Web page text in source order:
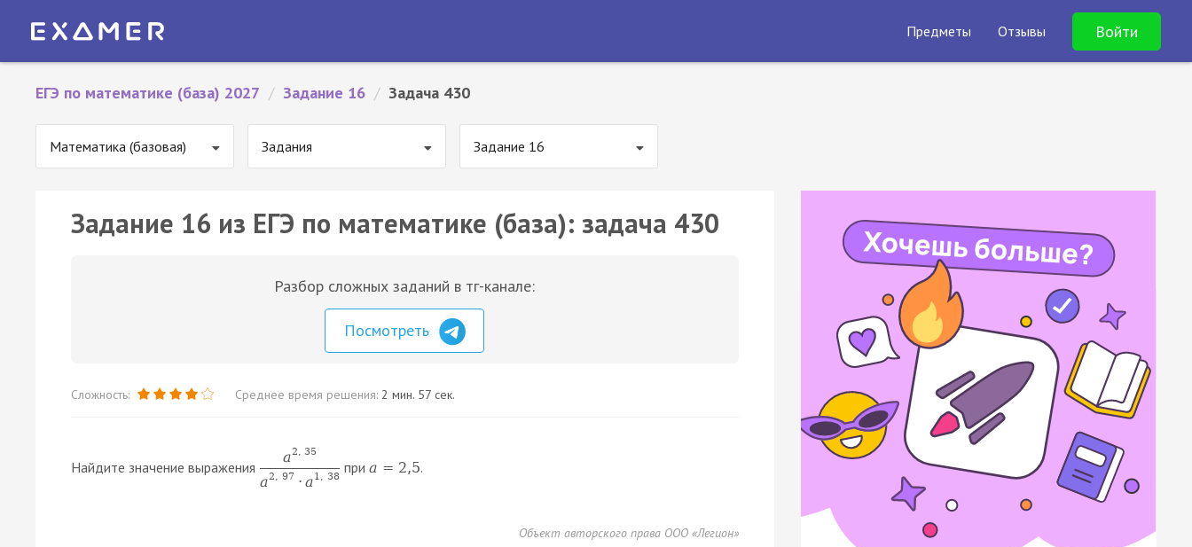
Предметы Отзывы Войти
ЕГЭ по математике (база) 2027 / Задание 16 / Задача 430
Математика (базовая) Задания Задание 16
Задание 16 из ЕГЭ по математике (база): задача 430
Разбор сложных заданий в тг-канале:
Посмотреть
Сложность: Среднее время решения: 2 мин. 57 сек.
Найдите значение выражения
a2 35
a2 97 ⋅ a1 38 при a = 2,5.
Объект авторского права ООО «Легион»